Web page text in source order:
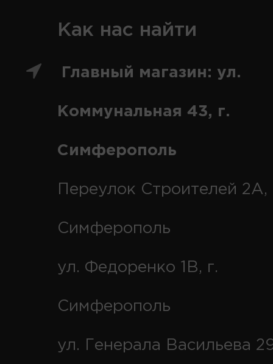
Как нас найти
Главный магазин: ул.
Коммунальная 43, г.
Симферополь
Переулок Строителей 2А,
Симферополь
ул. Федоренко 1В, г.
Симферополь
ул. Генерала Васильева